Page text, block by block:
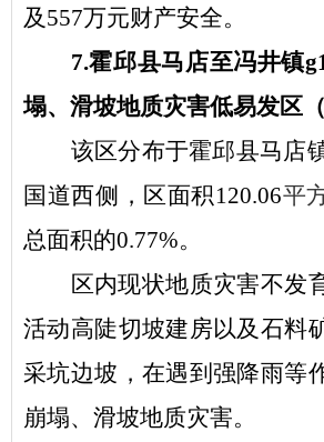
及557万元财产安全。
7.霍邱县马店至冯井镇
塌、滑坡地质灾害低易发区
该区分布于霍邱县马店
国道西侧，区面积120.06平
总面积的0.77%。
区内现状地质灾害不发
活动高陡切坡建房以及石料
采坑边坡，在遇到强降雨等
崩塌、滑坡地质灾害。